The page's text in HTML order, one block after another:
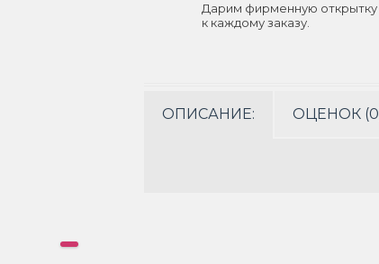
Дарим фирменную открытку
к каждому заказу.
ОПИСАНИЕ: ОЦЕНОК